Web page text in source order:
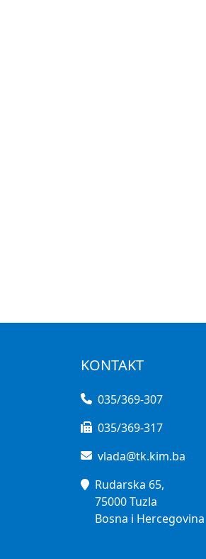
KONTAKT
035/369-307
035/369-317
vlada@tk.kim.ba
Rudarska 65,
75000 Tuzla
Bosna i Hercegovina